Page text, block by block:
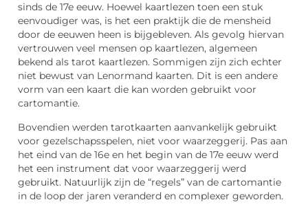
sinds de 17e eeuw. Hoewel kaartlezen toen een stuk
eenvoudiger was, is het een praktijk die de mensheid
door de eeuwen heen is bijgebleven. Als gevolg hiervan
vertrouwen veel mensen op kaartlezen, algemeen
bekend als tarot kaartlezen. Sommigen zijn zich echter
niet bewust van Lenormand kaarten. Dit is een andere
vorm van een kaart die kan worden gebruikt voor
cartomantie.
Bovendien werden tarotkaarten aanvankelijk gebruikt
voor gezelschapsspelen, niet voor waarzeggerij. Pas aan
het eind van de 16e en het begin van de 17e eeuw werd
het een instrument dat voor waarzeggerij werd
gebruikt. Natuurlijk zijn de “regels” van de cartomantie
in de loop der jaren veranderd en complexer geworden.